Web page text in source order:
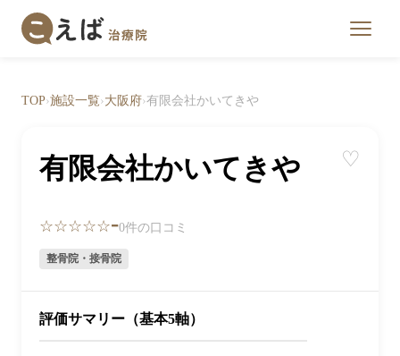
TOP›施設一覧›大阪府›有限会社かいてきや
有限会社かいてきや ♡
☆☆☆☆☆-0件の口コミ
整骨院・接骨院
評価サマリー（基本5軸）